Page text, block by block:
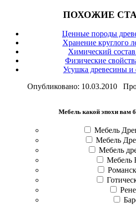
ПОХОЖИЕ
Ценные породы
Хранение круглого
Химический
Физические
Усушка древесины и
Опубликовано: 10.03.2010
Мебель какой эпохи вам
Мебель
Мебель
Мебель
Мебель